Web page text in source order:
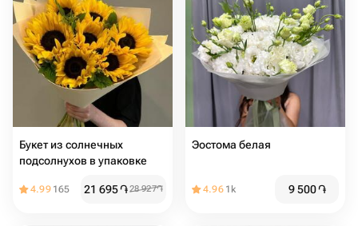
Букет из солнечных
подсолнухов в упаковке
4.99 165 21 695֏28 927֏
Эостома белая
4.96 1k 9 500֏